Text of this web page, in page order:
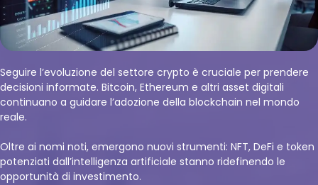
Seguire l’evoluzione del settore crypto è cruciale per prendere
decisioni informate. Bitcoin, Ethereum e altri asset digitali
continuano a guidare l’adozione della blockchain nel mondo
reale.
Oltre ai nomi noti, emergono nuovi strumenti: NFT, DeFi e token
potenziati dall’intelligenza artificiale stanno ridefinendo le
opportunità di investimento.